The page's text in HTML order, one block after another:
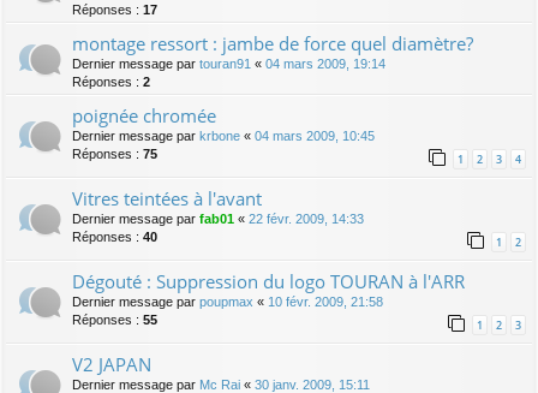
Réponses : 17
montage ressort : jambe de force quel diamètre?
Dernier message par touran91 « 04 mars 2009, 19:14
Réponses : 2
poignée chromée
Dernier message par krbone « 04 mars 2009, 10:45
Réponses : 75 1 2 3 4
Vitres teintées à l'avant
Dernier message par fab01 « 22 févr. 2009, 14:33
Réponses : 40 1 2
Dégouté : Suppression du logo TOURAN à l'ARR
Dernier message par poupmax « 10 févr. 2009, 21:58
Réponses : 55 1 2 3
V2 JAPAN
Dernier message par Mc Rai « 30 janv. 2009, 15:11